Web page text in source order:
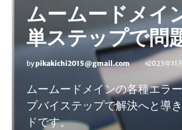
ムームードメイ
単ステップで問
bypikakichi2015@gmail.com 2023年11
ムームードメインの各種エラ
プバイステップで解決へと導
ドです。